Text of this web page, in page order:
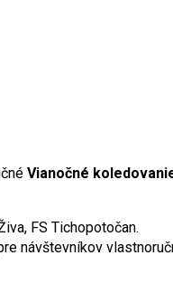
Vianočné
FS Tichopotočan.
návštevníkov